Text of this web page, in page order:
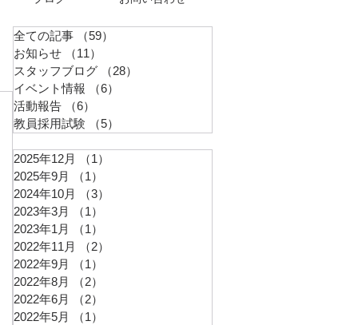
全ての記事 （59）
お知らせ
（11）
スタッフブログ
（28）
イベント情報
（6）
活動報告
（6）
教員採用試験
（5）
2025年12月 （1）
2025年9月
（1）
2024年10月
（3）
2023年3月
（1）
2023年1月
（1）
2022年11月
（2）
2022年9月
（1）
2022年8月
（2）
2022年6月
（2）
2022年5月
（1）